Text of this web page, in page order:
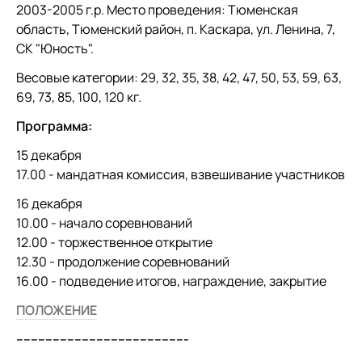
2003-2005 г.р. Место проведения: Тюменская
область, Тюменский район, п. Каскара, ул. Ленина, 7,
СК "Юность".
Весовые категории: 29, 32, 35, 38, 42, 47, 50, 53, 59, 63,
69, 73, 85, 100, 120 кг.
Программа:
15 декабря
17.00 - мандатная комиссия, взвешивание участников
16 декабря
10.00 - начало соревнований
12.00 - торжественное открытие
12.30 - продолжение соревнований
16.00 - подведение итогов, награждение, закрытие
ПОЛОЖЕНИЕ
-----------------------------------------------